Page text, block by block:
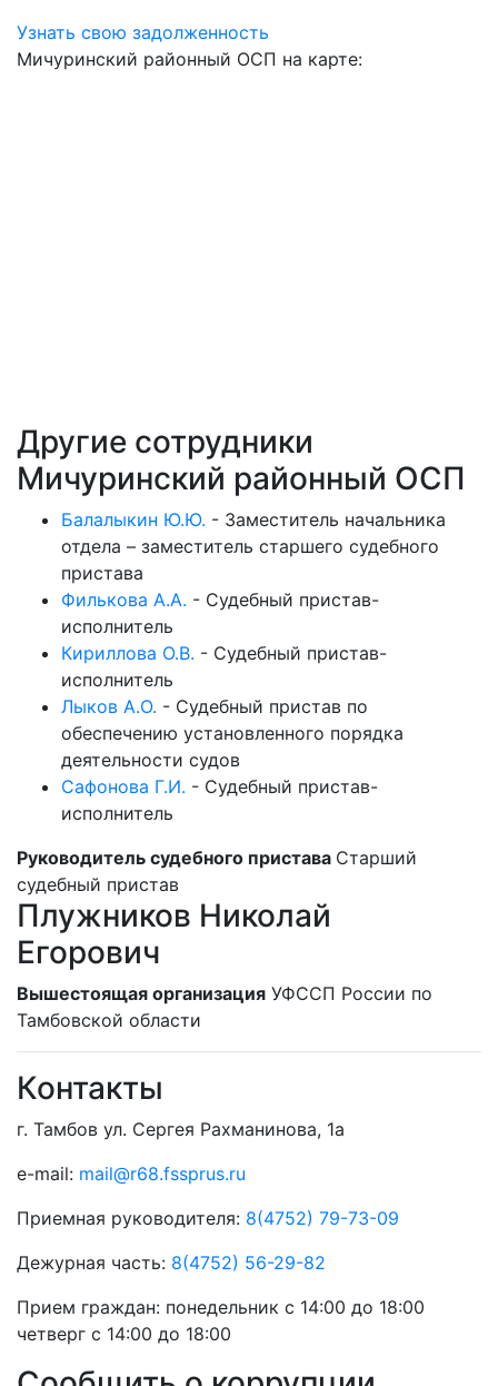
Узнать свою задолженность
Мичуринский районный ОСП на карте:
Другие сотрудники
Мичуринский районный ОСП
Балалыкин Ю.Ю. - Заместитель начальника
отдела – заместитель старшего судебного
пристава
Филькова А.А. - Судебный пристав-
исполнитель
Кириллова О.В. - Судебный пристав-
исполнитель
Лыков А.О. - Судебный пристав по
обеспечению установленного порядка
деятельности судов
Сафонова Г.И. - Судебный пристав-
исполнитель
Руководитель судебного пристава Старший
судебный пристав
Плужников Николай
Егорович
Вышестоящая организация УФССП России по
Тамбовской области
Контакты
г. Тамбов ул. Сергея Рахманинова, 1а
e-mail: mail@r68.fssprus.ru
Приемная руководителя: 8(4752) 79-73-09
Дежурная часть: 8(4752) 56-29-82
Прием граждан: понедельник с 14:00 до 18:00
четверг с 14:00 до 18:00